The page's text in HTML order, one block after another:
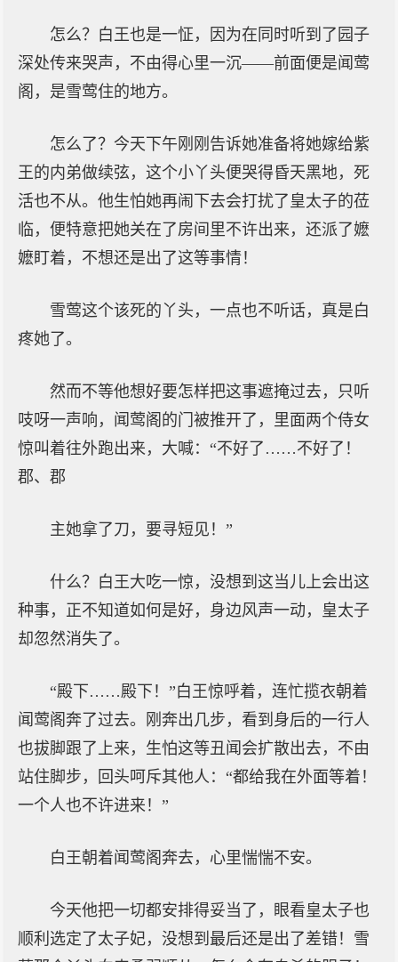
怎么？白王也是一怔，因为在同时听到了园子
深处传来哭声，不由得心里一沉——前面便是闻莺
阁，是雪莺住的地方。
怎么了？今天下午刚刚告诉她准备将她嫁给紫
王的内弟做续弦，这个小丫头便哭得昏天黑地，死
活也不从。他生怕她再闹下去会打扰了皇太子的莅
临，便特意把她关在了房间里不许出来，还派了嬷
嬷盯着，不想还是出了这等事情！
雪莺这个该死的丫头，一点也不听话，真是白
疼她了。
然而不等他想好要怎样把这事遮掩过去，只听
吱呀一声响，闻莺阁的门被推开了，里面两个侍女
惊叫着往外跑出来，大喊：“不好了……不好了！
郡、郡
主她拿了刀，要寻短见！”
什么？白王大吃一惊，没想到这当儿上会出这
种事，正不知道如何是好，身边风声一动，皇太子
却忽然消失了。
“殿下……殿下！”白王惊呼着，连忙揽衣朝着
闻莺阁奔了过去。刚奔出几步，看到身后的一行人
也拔脚跟了上来，生怕这等丑闻会扩散出去，不由
站住脚步，回头呵斥其他人：“都给我在外面等着！
一个人也不许进来！”
白王朝着闻莺阁奔去，心里惴惴不安。
今天他把一切都安排得妥当了，眼看皇太子也
顺利选定了太子妃，没想到最后还是出了差错！雪